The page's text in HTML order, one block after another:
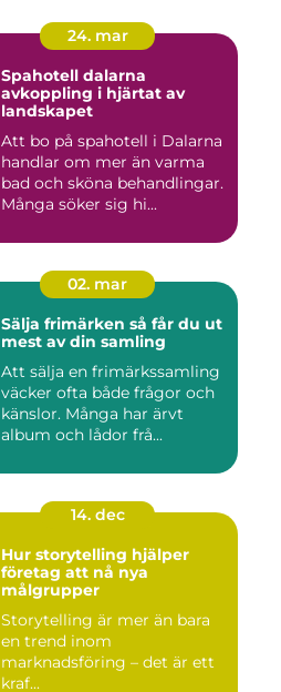
24. mar
Spahotell dalarna
avkoppling i hjärtat av
landskapet
Att bo på spahotell i Dalarna
handlar om mer än varma
bad och sköna behandlingar.
Många söker sig hi...
02. mar
Sälja frimärken så får du ut
mest av din samling
Att sälja en frimärkssamling
väcker ofta både frågor och
känslor. Många har ärvt
album och lådor frå...
14. dec
Hur storytelling hjälper
företag att nå nya
målgrupper
Storytelling är mer än bara
en trend inom
marknadsföring – det är ett
kraf...